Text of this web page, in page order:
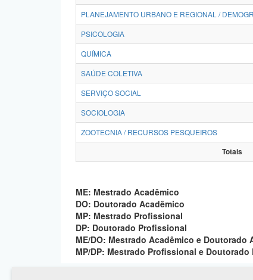
PLANEJAMENTO URBANO E REGIONAL /
PSICOLOGIA
QUÍMICA
SAÚDE COLETIVA
SERVIÇO SOCIAL
SOCIOLOGIA
ZOOTECNIA / RECURSOS PESQUEIROS
Totais
ME: Mestrado Acadêmico
DO: Doutorado Acadêmico
MP: Mestrado Profissional
DP: Doutorado Profissional
ME/DO: Mestrado Acadêmico e Doutorado
MP/DP: Mestrado Profissional e